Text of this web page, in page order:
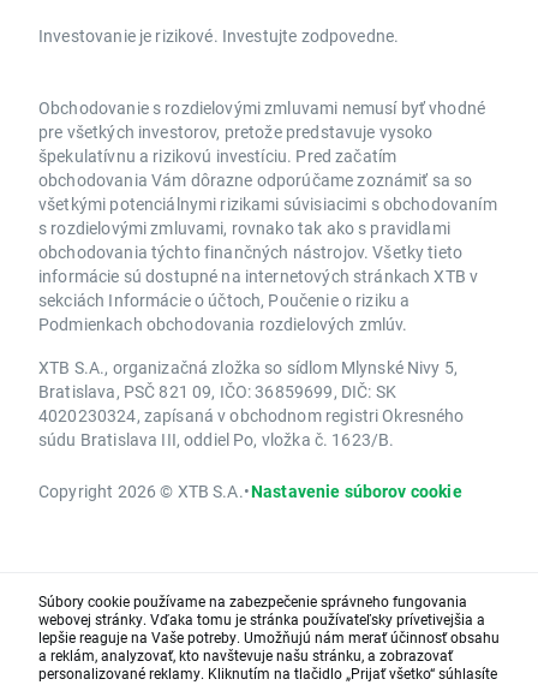
Investovanie je rizikové. Investujte zodpovedne.
Obchodovanie s rozdielovými zmluvami nemusí byť vhodné
pre všetkých investorov, pretože predstavuje vysoko
špekulatívnu a rizikovú investíciu. Pred začatím
obchodovania Vám dôrazne odporúčame zoznámiť sa so
všetkými potenciálnymi rizikami súvisiacimi s obchodovaním
s rozdielovými zmluvami, rovnako tak ako s pravidlami
obchodovania týchto finančných nástrojov. Všetky tieto
informácie sú dostupné na internetových stránkach XTB v
sekciách Informácie o účtoch, Poučenie o riziku a
Podmienkach obchodovania rozdielových zmlúv.
XTB S.A., organizačná zložka so sídlom Mlynské Nivy 5,
Bratislava, PSČ 821 09, IČO: 36859699, DIČ: SK
4020230324, zapísaná v obchodnom registri Okresného
súdu Bratislava III, oddiel Po, vložka č. 1623/B.
Copyright 2026 © XTB S.A.•Nastavenie súborov cookie
Súbory cookie používame na zabezpečenie správneho fungovania
webovej stránky. Vďaka tomu je stránka používateľsky prívetivejšia a
lepšie reaguje na Vaše potreby. Umožňujú nám merať účinnosť obsahu
a reklám, analyzovať, kto navštevuje našu stránku, a zobrazovať
personalizované reklamy. Kliknutím na tlačidlo „Prijať všetko“ súhlasíte